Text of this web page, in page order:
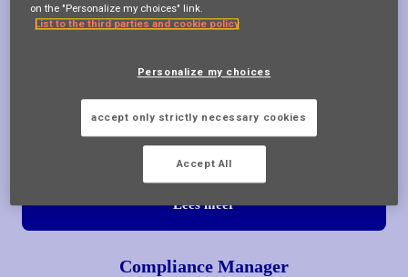
Data-ingenieur
Underwriter
Lees meer
Compliance Manager
on the "Personalize my choices" link.
List to the third parties and cookie policy
Personalize my choices
accept only strictly necessary cookies
Accept All